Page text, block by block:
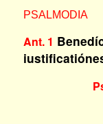
PSALMODIA
Ant. 1